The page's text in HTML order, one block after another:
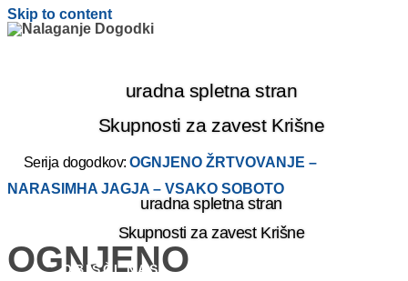
Skip to content
uradna spletna stran
Skupnosti za zavest Krišne
uradna spletna stran
Skupnosti za zavest Krišne
OBIŠČI NAS
Serija dogodkov:OGNJENO ŽRTVOVANJE –
NARASIMHA JAGJA – VSAKO SOBOTO
OGNJENO